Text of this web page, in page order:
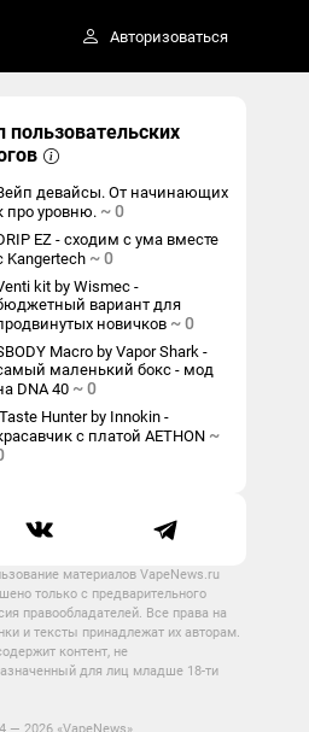
Авторизоваться
пользовательских
девайсы. От начинающих
про уровню. ~0
EZ - сходим с ума вместе
Kangertech ~0
kit by Wismec -
вариант для
новичков ~0
Macro by Vapor Shark -
маленький бокс - мод
DNA 40 ~0
Hunter by Innokin -
с платой AETHON ~
материалов VapeNews.ru
только с предварительного
правообладателей. Все права на
и тексты принадлежат их авторам.
контент, не
для лиц младше 18-ти